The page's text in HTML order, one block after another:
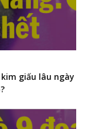
giấu lâu ngày